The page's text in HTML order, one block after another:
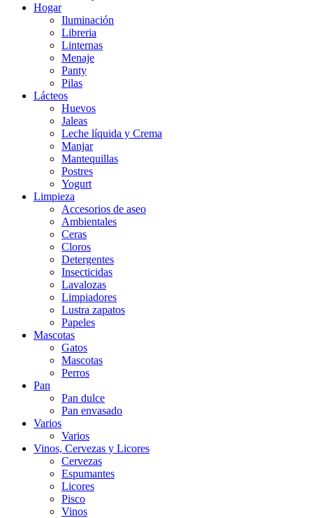
Hogar
Iluminación
Libreria
Linternas
Menaje
Panty
Pilas
Lácteos
Huevos
Jaleas
Leche líquida y Crema
Manjar
Mantequillas
Postres
Yogurt
Limpieza
Accesorios de aseo
Ambientales
Ceras
Cloros
Detergentes
Insecticidas
Lavalozas
Limpiadores
Lustra zapatos
Papeles
Mascotas
Gatos
Mascotas
Perros
Pan
Pan dulce
Pan envasado
Varios
Varios
Vinos, Cervezas y Licores
Cervezas
Espumantes
Licores
Pisco
Vinos